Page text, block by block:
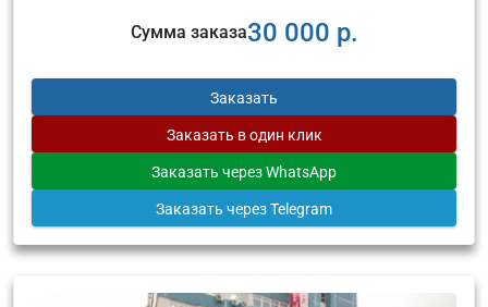
Сумма заказа30 000 р.
Заказать
Заказать в один клик
Заказать через WhatsApp
Заказать через Telegram